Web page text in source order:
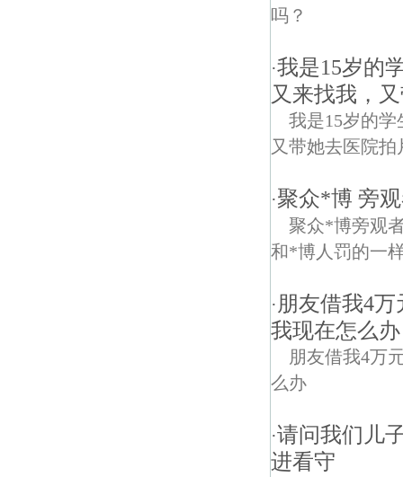
吗？
·我是15岁的
又来找我，
我是15岁的
又带她去医院
·聚众*博 旁
聚众*博旁观
和*博人罚的一
· 朋友借我4
我现在怎么办
朋友借我4万
么办
·请问我们儿
进看守